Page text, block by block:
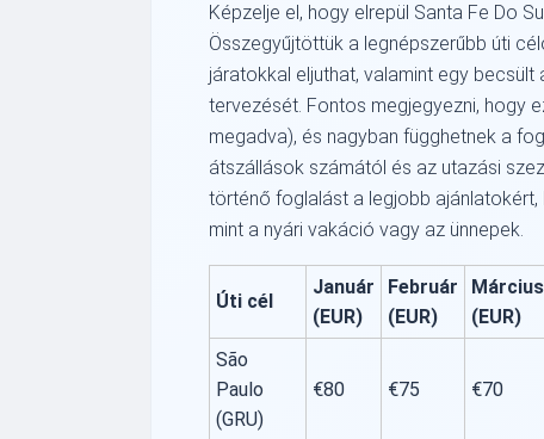
Képzelje el, hogy elrepül Santa Fe Do
Összegyűjtöttük a legnépszerűbb úti
járatokkal eljuthat, valamint egy
tervezését. Fontos megjegyezni, hogy
megadva), és nagyban függhetnek a
átszállások számától és az utazási
történő foglalást a legjobb
mint a nyári vakáció vagy az ünnepek.
Úti cél
Január
(EUR)
Február
(EUR)
Március
(EUR)
São
Paulo
(GRU)
€80 €75 €70